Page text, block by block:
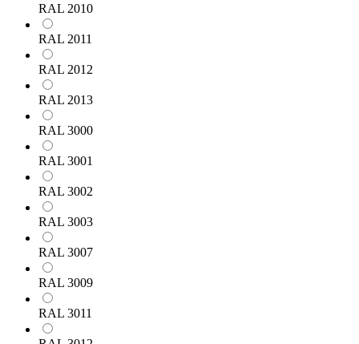
RAL 2010
RAL 2011
RAL 2012
RAL 2013
RAL 3000
RAL 3001
RAL 3002
RAL 3003
RAL 3007
RAL 3009
RAL 3011